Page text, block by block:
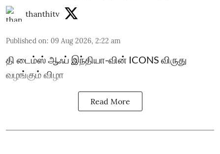
thanthitv
Published on: 09 Aug 2026, 2:22 am
தி டைம்ஸ் ஆஃப் இந்தியா-வின் ICONS விருது
வழங்கும் விழா
Read More